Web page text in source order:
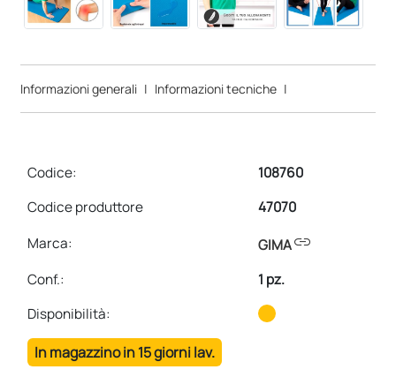
Informazioni generali | Informazioni tecniche |
Codice:
108760
Codice produttore
47070
Marca:
GIMAlink
Conf.:
1 pz.
Disponibilità:
In magazzino in 15 giorni lav.